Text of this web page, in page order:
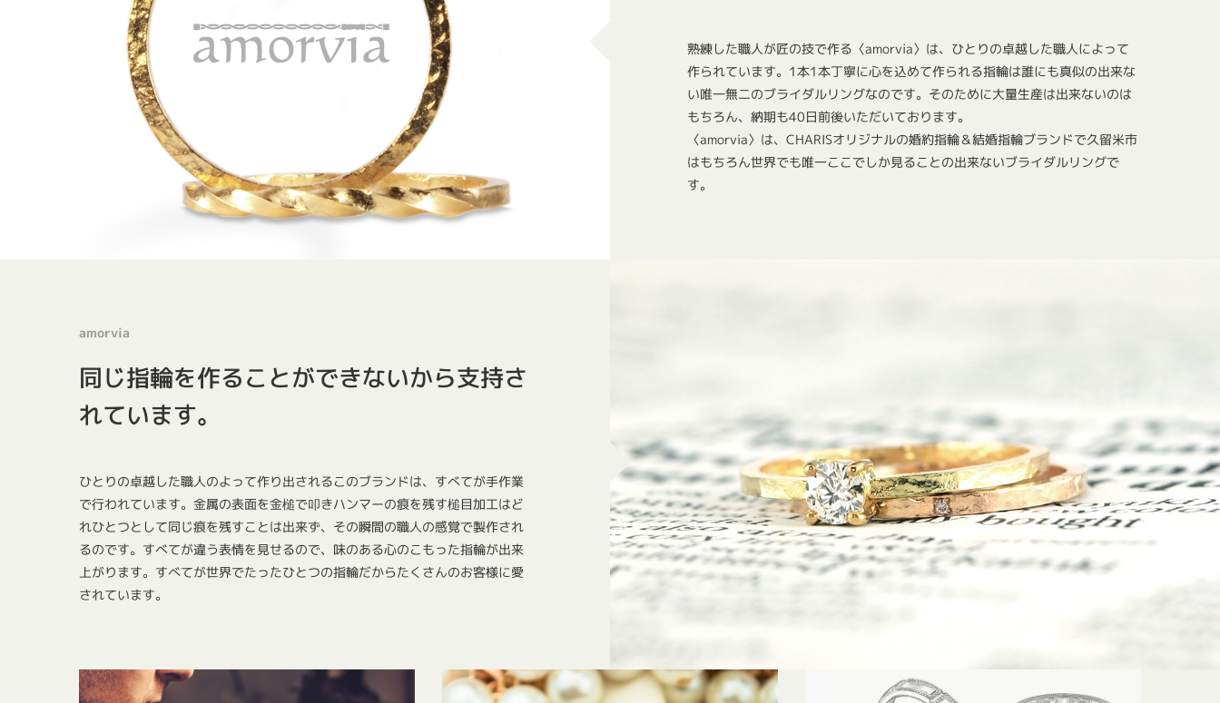
熟練した職人が匠の技で作る〈amorvia〉は、ひとりの卓越した職人によって
作られています。1本1本丁寧に心を込めて作られる指輪は誰にも真似の出来な
い唯一無二のブライダルリングなのです。そのために大量生産は出来ないのは
もちろん、納期も40日前後いただいております。
〈amorvia〉は、CHARISオリジナルの婚約指輪＆結婚指輪ブランドで久留米市
はもちろん世界でも唯一ここでしか見ることの出来ないブライダルリングで
す。
amorvia
同じ指輪を作ることができないから支持さ
れています。
ひとりの卓越した職人のよって作り出されるこのブランドは、すべてが手作業
で行われています。金属の表面を金槌で叩きハンマーの痕を残す槌目加工はど
れひとつとして同じ痕を残すことは出来ず、その瞬間の職人の感覚で製作され
るのです。すべてが違う表情を見せるので、味のある心のこもった指輪が出来
上がります。すべてが世界でたったひとつの指輪だからたくさんのお客様に愛
されています。